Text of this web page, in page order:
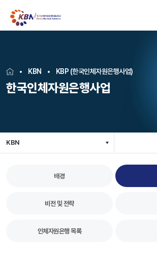
KBN KBP (한국인체자원은행사업)
한국인체자원은행사업
KBN
배경
비전 및 전략
인체자원은행 목록